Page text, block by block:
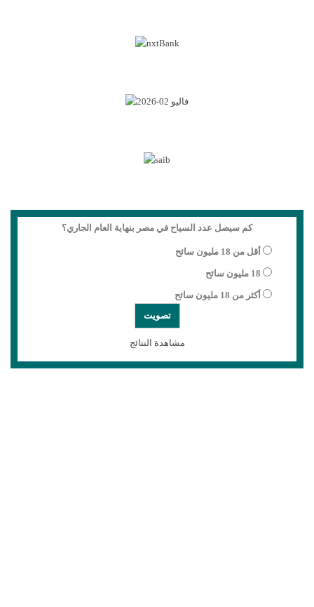
كم سيصل عدد السياح في مصر بنهاية العام الجاري؟
أقل من 18 مليون سائح
18 مليون سائح
أكثر من 18 مليون سائح
مشاهدة النتائج